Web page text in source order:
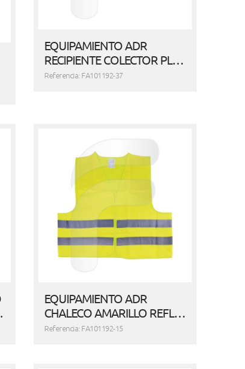
EQUIPAMIENTO ADR
RECIPIENTE COLECTOR PL…
Referencia: FA101192-37
EQUIPAMIENTO ADR
CHALECO AMARILLO REFL…
Referencia: FA101192-15